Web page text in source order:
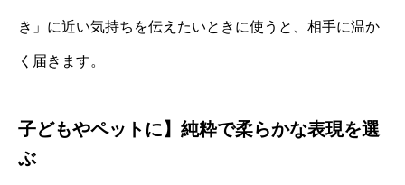
き」に近い気持ちを伝えたいときに使うと、相手に温か
く届きます。
子どもやペットに】純粋で柔らかな表現を選
ぶ